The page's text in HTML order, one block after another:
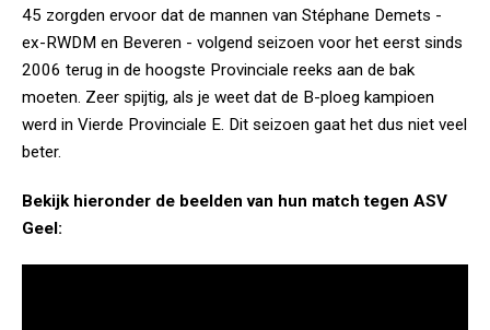
45 zorgden ervoor dat de mannen van Stéphane Demets -
ex-RWDM en Beveren - volgend seizoen voor het eerst sinds
2006 terug in de hoogste Provinciale reeks aan de bak
moeten. Zeer spijtig, als je weet dat de B-ploeg kampioen
werd in Vierde Provinciale E. Dit seizoen gaat het dus niet veel
beter.
Bekijk hieronder de beelden van hun match tegen ASV
Geel: